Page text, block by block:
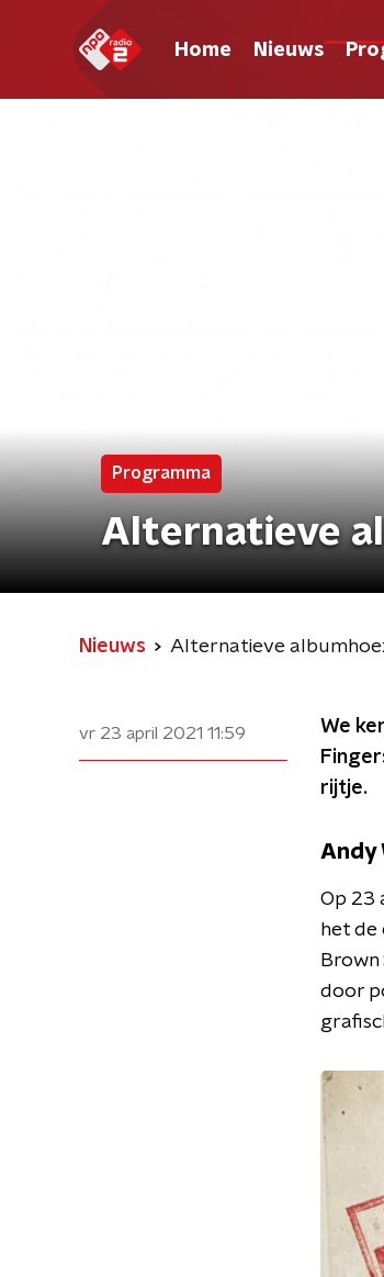
Home Nieuws
Programma
Alternatieve
Nieuws Alternatieve
vr 23 april 2021 11:59
We
rijtje.
Andy
Op 23
het de
door